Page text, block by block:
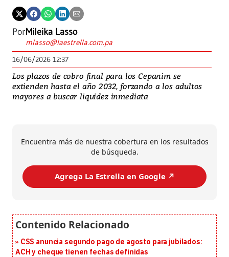
PorMileika Lasso
mlasso@laestrella.com.pa
16/06/2026 12:37
Los plazos de cobro final para los Cepanim se
extienden hasta el año 2032, forzando a los adultos
mayores a buscar liquidez inmediata
Encuentra más de nuestra cobertura en los resultados
de búsqueda.
Agrega La Estrella en Google ↗️
CSS anuncia segundo pago de agosto para jubilados:
ACH y cheque tienen fechas definidas